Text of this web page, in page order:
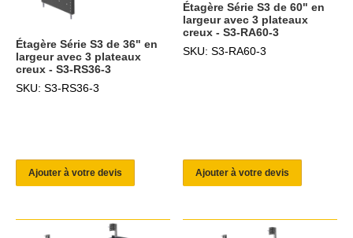
Étagère Série S3 de 36" en
largeur avec 3 plateaux
creux - S3-RS36-3
SKU: S3-RS36-3
Ajouter à votre devis
Étagère Série S3 de 60" en
largeur avec 3 plateaux
creux - S3-RA60-3
SKU: S3-RA60-3
Ajouter à votre devis